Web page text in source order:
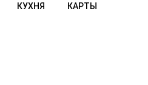
КУХНЯ КАРТЫ